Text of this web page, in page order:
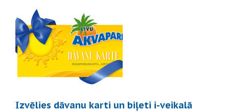
Izvēlies dāvanu karti un biļeti i-veikalā